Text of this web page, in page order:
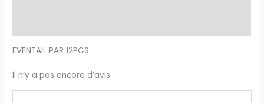
EVENTAIL PAR 12PCS
Il n’y a pas encore d’avis.